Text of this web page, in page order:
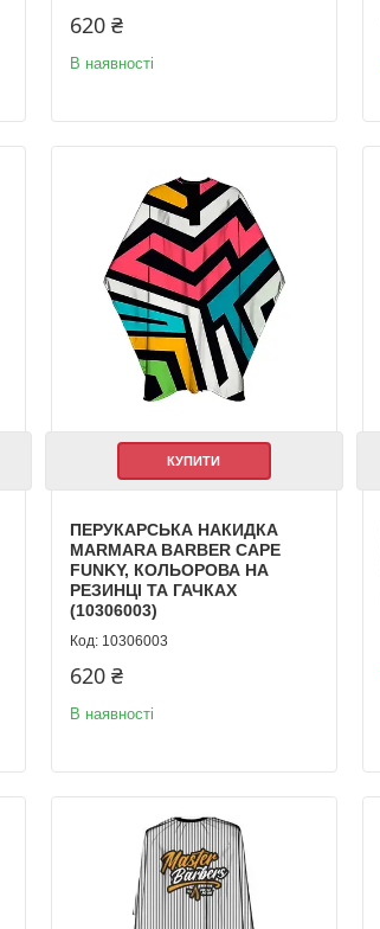
620 ₴
В наявності
КУПИТИ
ПЕРУКАРСЬКА НАКИДКА
MARMARA BARBER CAPE
FUNKY, КОЛЬОРОВА НА
РЕЗИНЦІ ТА ГАЧКАХ
(10306003)
10306003
620 ₴
В наявності